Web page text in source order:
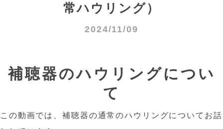
常ハウリング）
2024/11/09
補聴器のハウリングについ
て
この動画では、補聴器の通常のハウリングについてお話